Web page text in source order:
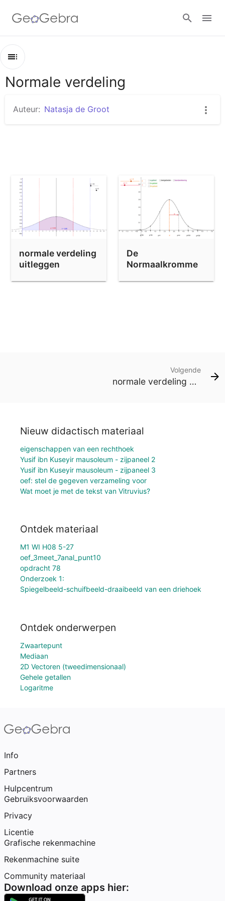
Google Classroom
Overzicht
Normale verdeling
Auteur: Natasja de Groot
normale verdeling
uitleggen
De
Normaalkromme
Volgende
normale verdeling uitleggen
Nieuw didactisch materiaal
eigenschappen van een rechthoek
Yusif ibn Kuseyir mausoleum - zijpaneel 2
Yusif ibn Kuseyir mausoleum - zijpaneel 3
oef: stel de gegeven verzameling voor
Wat moet je met de tekst van Vitruvius?
Ontdek materiaal
M1 WI H08 5-27
oef_3meet_7anal_punt10
opdracht 78
Onderzoek 1:
Spiegelbeeld-schuifbeeld-draaibeeld van een driehoek
Ontdek onderwerpen
Zwaartepunt
Mediaan
2D Vectoren (tweedimensionaal)
Gehele getallen
Logaritme
Info
Partners
Hulpcentrum
Gebruiksvoorwaarden
Privacy
Licentie
Grafische rekenmachine
Rekenmachine suite
Community materiaal
Download onze apps hier: